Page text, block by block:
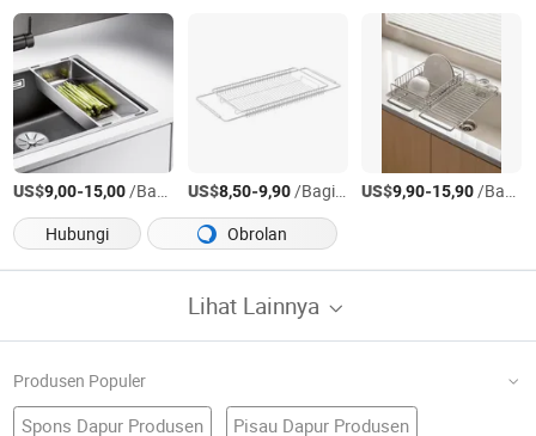
US$9,00-15,00/Bagian US$8,50-9,90/Bagian US$9,90-15,90/Bagian
Hubungi
Obrolan
Lihat Lainnya
Produsen Populer
Spons Dapur Produsen Pisau Dapur Produsen